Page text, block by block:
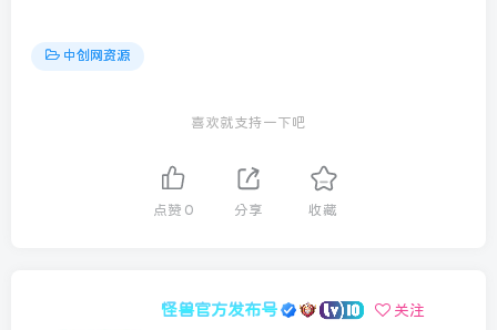
中创网资源
喜欢就支持一下吧
点赞 0 分享 收藏
怪兽官方发布号 关注